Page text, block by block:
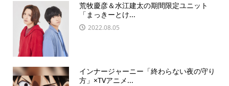
荒牧慶彦＆水江建太の期間限定ユニット
「まっきーとけ...
2022.08.05
インナージャーニー「終わらない夜の守り
方」×TVアニメ...